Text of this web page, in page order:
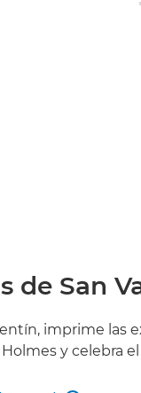
de San
imprime las
y celebra